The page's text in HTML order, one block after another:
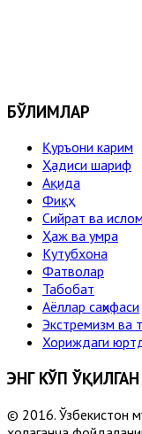
БЎЛИМЛАР
Қуръони карим
Ҳадиси шариф
Ақида
Фиқҳ
Сийрат ва
Ҳаж ва умра
Кутубхона
Фатволар
Табобат
Аёллар саҳифаси
Экстремизм ва
Хориждаги
ЭНГ КЎП
© 2016. Ўзбекистон